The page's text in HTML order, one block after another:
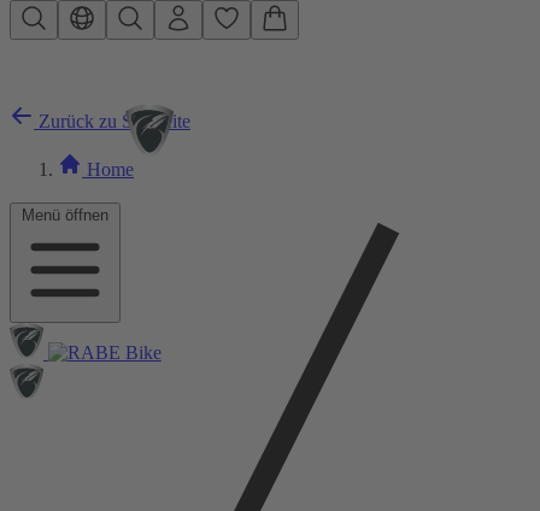
Zum Hauptinhalt springen
Menü öffnen
Zurück zu Startseite
Home